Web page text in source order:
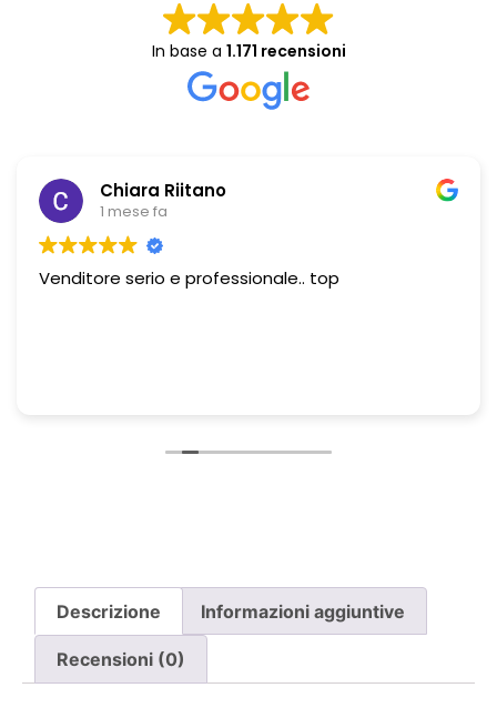
In base a 1.171 recensioni
Chiara Riitano
1 mese fa
Venditore serio e professionale.. top
Descrizione Informazioni aggiuntive
Recensioni (0)